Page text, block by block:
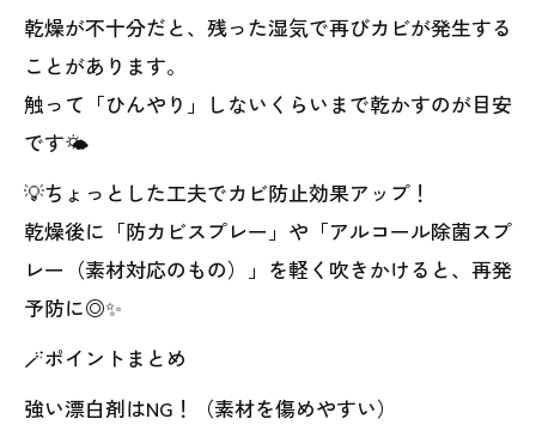
乾燥が不十分だと、残った湿気で再びカビが発生する
ことがあります。
触って「ひんやり」しないくらいまで乾かすのが目安
です🌤️
💡ちょっとした工夫でカビ防止効果アップ！
乾燥後に「防カビスプレー」や「アルコール除菌スプ
レー（素材対応のもの）」を軽く吹きかけると、再発
予防に◎✨
🪄ポイントまとめ
強い漂白剤はNG！（素材を傷めやすい）